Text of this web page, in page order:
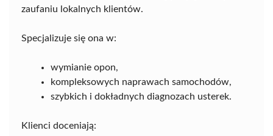
zaufaniu lokalnych klientów.
Specjalizuje się ona w:
wymianie opon,
kompleksowych naprawach samochodów,
szybkich i dokładnych diagnozach usterek.
Klienci doceniają: